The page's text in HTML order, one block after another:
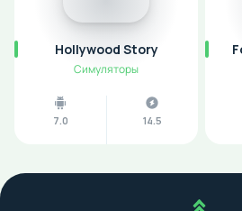
Hollywood Story
Симуляторы
7.0 14.5
Наверх